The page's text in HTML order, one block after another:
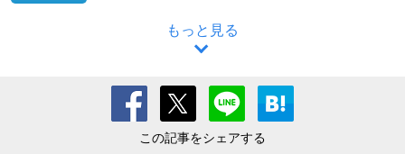
もっと見る
この記事をシェアする